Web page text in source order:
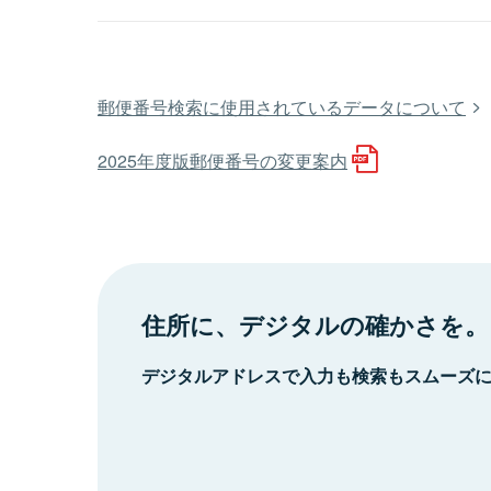
郵便番号検索に使用されているデータについて
2025年度版郵便番号の変更案内
住所に、デジタルの確かさを。
デジタルアドレスで入力も検索もスムーズ